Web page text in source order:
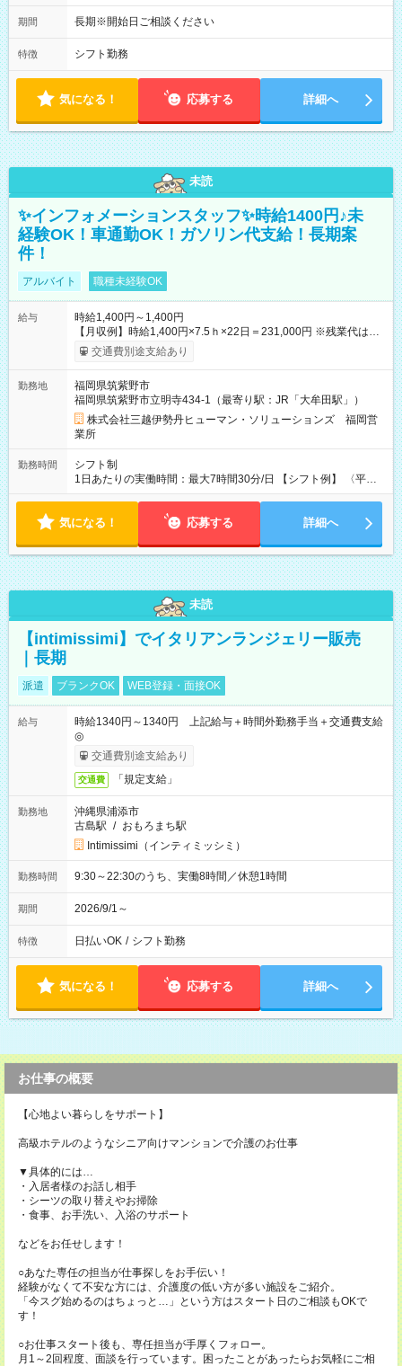
期間 長期※開始日ご相談ください
特徴 シフト勤務
気になる！ 応募する 詳細へ
未読
✨インフォメーションスタッフ✨時給1400円♪未
経験OK！車通勤OK！ガソリン代支給！長期案
件！
アルバイト 職種未経験OK
給与
時給1,400円～1,400円
【月収例】時給1,400円×7.5ｈ×22日＝231,000円 ※残業代は別
途全額支給します。 【試用期間】試用期間なし
交通費別途支給あり
勤務地
福岡県筑紫野市
福岡県筑紫野市立明寺434-1（最寄り駅：JR「大牟田駅」）
株式会社三越伊勢丹ヒューマン・ソリューションズ 福岡営
業所
勤務時間
シフト制
1日あたりの実働時間：最大7時間30分/日 【シフト例】 〈平
日〉9:30～18:30／12:30～21:30 休憩90分 実働7.5時間 〈土
20:00 休憩90分 実働7.5時間
気になる！ 応募する 詳細へ
未読
【intimissimi】でイタリアンランジェリー販売
｜長期
派遣 ブランクOK WEB登録・面接OK
給与
時給1340円～1340円 上記給与＋時間外勤務手当＋交通費支給
◎
交通費別途支給あり
交通費 「規定支給」
勤務地
沖縄県浦添市
古島駅 / おもろまち駅
Intimissimi（インティミッシミ）
勤務時間 9:30～22:30のうち、実働8時間／休憩1時間
期間 2026/9/1～
特徴 日払いOK / シフト勤務
気になる！ 応募する 詳細へ
お仕事の概要
【心地よい暮らしをサポート】
高級ホテルのようなシニア向けマンションで介護のお仕事
▼具体的には…
・入居者様のお話し相手
・シーツの取り替えやお掃除
・食事、お手洗い、入浴のサポート
などをお任せします！
○あなた専任の担当が仕事探しをお手伝い！
経験がなくて不安な方には、介護度の低い方が多い施設をご紹介。
「今スグ始めるのはちょっと…」という方はスタート日のご相談もOKで
す！
○お仕事スタート後も、専任担当が手厚くフォロー。
月1～2回程度、面談を行っています。困ったことがあったらお気軽にご相